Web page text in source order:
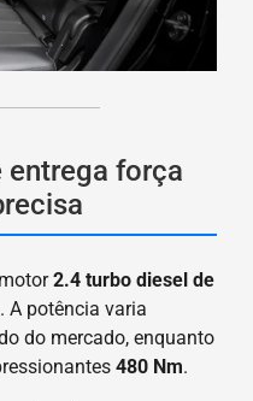
força
2.4 turbo diesel de
A potência varia
do mercado, enquanto
480 Nm.